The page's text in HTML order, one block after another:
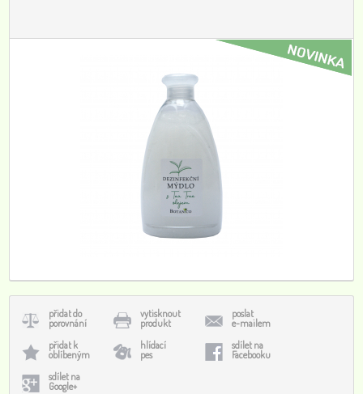
přidat do
porovnání
vytisknout
produkt
poslat
e-mailem
přidat k
oblíbeným
hlídací
pes
sdílet na
Facebooku
sdílet na
Google+